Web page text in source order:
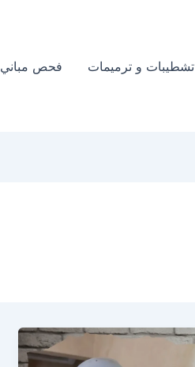
تشطيبات و ترميمات فحص مباني